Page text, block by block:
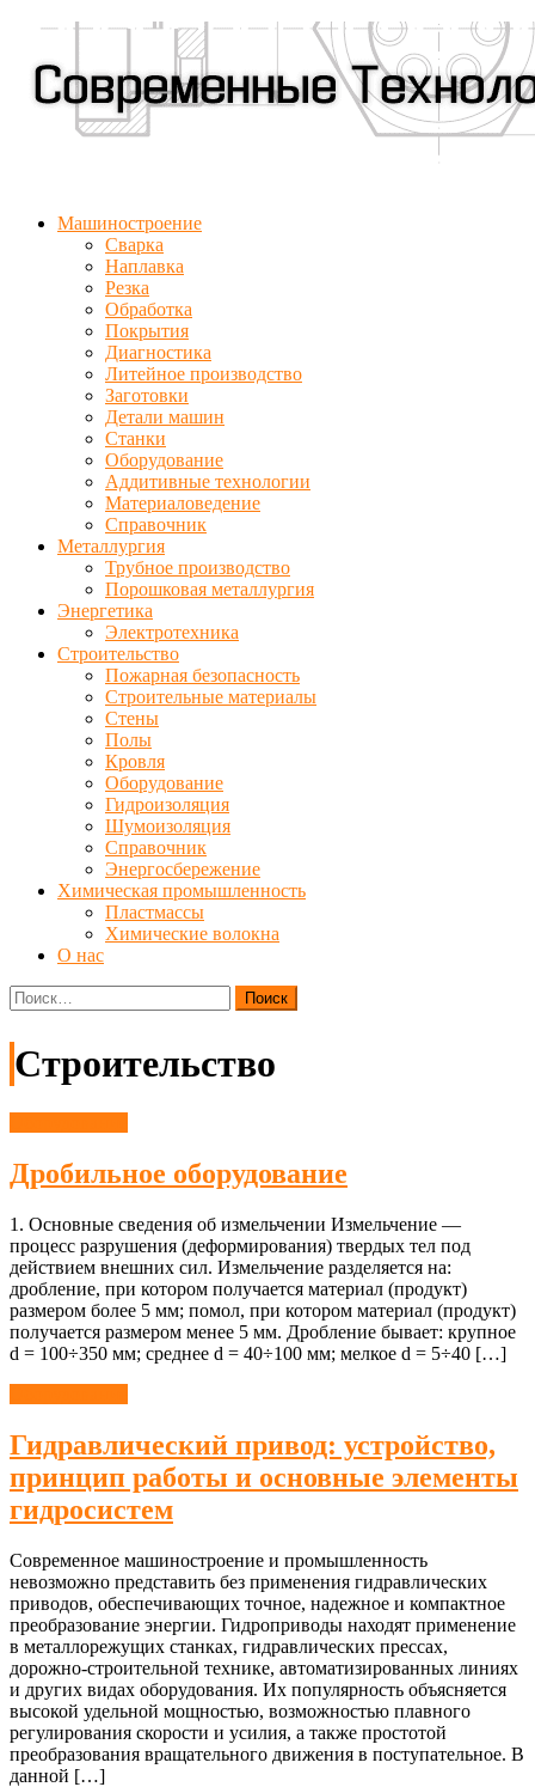
Машиностроение
Сварка
Наплавка
Резка
Обработка
Покрытия
Диагностика
Литейное производство
Заготовки
Детали машин
Станки
Оборудование
Аддитивные технологии
Материаловедение
Справочник
Металлургия
Трубное производство
Порошковая металлургия
Энергетика
Электротехника
Строительство
Пожарная безопасность
Строительные материалы
Стены
Полы
Кровля
Оборудование
Гидроизоляция
Шумоизоляция
Справочник
Энергосбережение
Химическая промышленность
Пластмассы
Химические волокна
О нас
Найти:
Строительство
Дробильное оборудование
1. Основные сведения об измельчении Измельчение —
процесс разрушения (деформирования) твердых тел под
действием внешних сил. Измельчение разделяется на:
дробление, при котором получается материал (продукт)
размером более 5 мм; помол, при котором материал (продукт)
получается размером менее 5 мм. Дробление бывает: крупное
d = 100÷350 мм; среднее d = 40÷100 мм; мелкое d = 5÷40 […]
Гидравлический привод: устройство,
принцип работы и основные элементы
гидросистем
Современное машиностроение и промышленность
невозможно представить без применения гидравлических
приводов, обеспечивающих точное, надежное и компактное
преобразование энергии. Гидроприводы находят применение
в металлорежущих станках, гидравлических прессах,
дорожно-строительной технике, автоматизированных линиях
и других видах оборудования. Их популярность объясняется
высокой удельной мощностью, возможностью плавного
регулирования скорости и усилия, а также простотой
преобразования вращательного движения в поступательное. В
данной […]